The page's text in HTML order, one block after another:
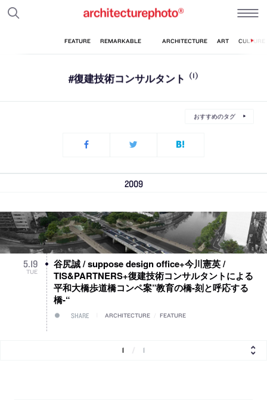
#復建技術コンサルタント (1)
おすすめのタグ
2009
5.19
TUE
谷尻誠 / suppose design office+今川憲英 /
TIS&PARTNERS+復建技術コンサルタントによる
平和大橋歩道橋コンペ案”教育の橋-刻と呼応する
橋-“
SHARE ARCHITECTURE FEATURE
1 1